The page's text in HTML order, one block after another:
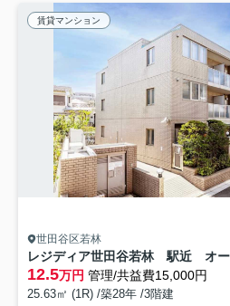
賃貸マンション
世田谷区若林
12.5万円 管理/共益費15,000円
25.63㎡ (1R) /築28年 /3階建